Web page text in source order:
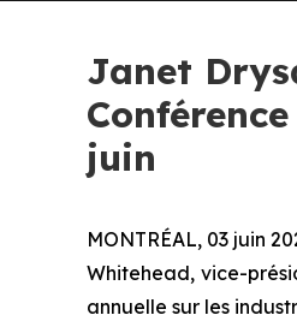
Janet
juin
MONTRÉAL, 03 juin
Whitehead, vice-
annuelle sur les